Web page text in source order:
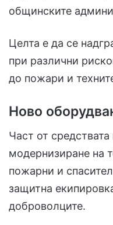
общинските
Целта е да се
при различни
до пожари и
Ново
Част от
модернизиране на
пожарни и
защитна
доброволците.